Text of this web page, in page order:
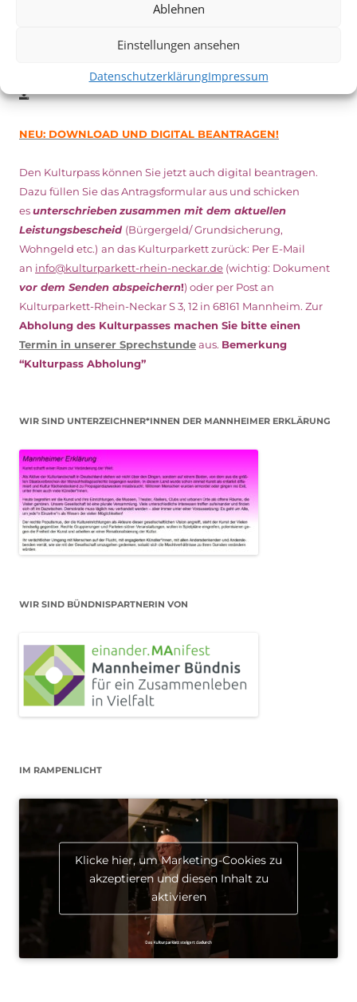
Ablehnen
Einstellungen ansehen
DatenschutzerklärungImpressum
NEU: DOWNLOAD UND DIGITAL BEANTRAGEN!
Den Kulturpass können Sie jetzt auch digital beantragen.
Dazu füllen Sie das Antragsformular aus und schicken
esunterschriebenzusammen mit dem aktuellen
Leistungsbescheid (Bürgergeld/ Grundsicherung,
Wohngeld etc.) an das Kulturparkett zurück: Per E-Mail
an info@kulturparkett-rhein-neckar.de (wichtig: Dokument
vor dem Senden abspeichern!) oder per Post an
Kulturparkett-Rhein-Neckar S 3, 12 in 68161 Mannheim. Zur
Abholung des Kulturpasses machen Sie bitte einen
Termin in unserer Sprechstundeaus. Bemerkung
“Kulturpass Abholung”
WIR SIND UNTERZEICHNER*INNEN DER MANNHEIMER ERKLÄRUNG
WIR SIND BÜNDNISPARTNERIN VON
IM RAMPENLICHT
Klicke hier, um Marketing-Cookies zu
akzeptieren und diesen Inhalt zu
aktivieren